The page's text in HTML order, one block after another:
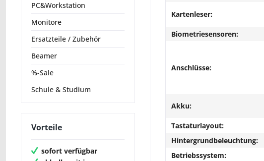
PC&Workstation
Monitore
Ersatzteile / Zubehör
Beamer
%-Sale
Schule & Studium
Vorteile
sofort verfügbar
Kartenleser:
Biometriesensoren:
Anschlüsse:
Akku:
Tastaturlayout:
Hintergrundbeleuchtung:
Betriebssystem: